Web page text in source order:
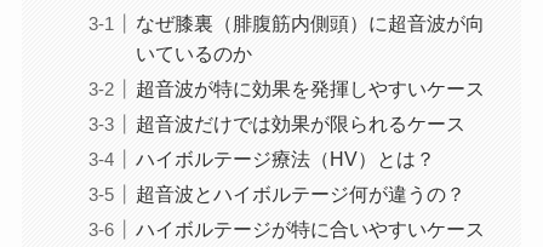
なぜ膝裏（腓腹筋内側頭）に超音波が向
いているのか
超音波が特に効果を発揮しやすいケース
超音波だけでは効果が限られるケース
ハイボルテージ療法（HV）とは？
超音波とハイボルテージ何が違うの？
ハイボルテージが特に合いやすいケース